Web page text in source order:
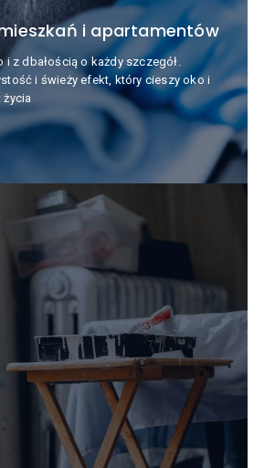
i apartamentów
i z dbałością o każdy szczegół.
i świeży efekt, który cieszy oko i